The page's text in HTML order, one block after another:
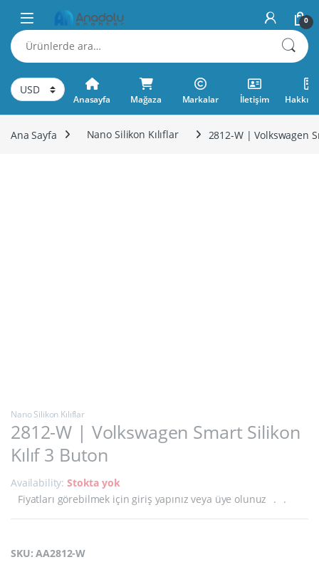
Skip to navigation
Skip to content
0
Ara:
Anasayfa Mağaza Markalar İletişim
Ana Sayfa Nano Silikon Kılıflar 2812-W | Volkswagen
Nano Silikon Kılıflar
2812-W | Volkswagen Smart Silikon
Kılıf 3 Buton
Availability:Stokta yok
Fiyatları görebilmek için giriş yapınız veya üye olunuz
. .
SKU: AA2812-W